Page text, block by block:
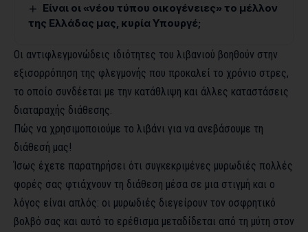
Είναι οι «νέου τύπου οικογένειες» το μέλλον
της Ελλάδας μας, κυρία Υπουργέ;
Οι αντιφλεγμονώδεις ιδιότητες του λιβανιού βοηθούν στην
εξισορρόπηση της φλεγμονής που προκαλεί το χρόνιο στρες,
το οποίο συνδέεται με την κατάθλιψη και άλλες καταστάσεις
διαταραχής διάθεσης.
Πώς να χρησιμοποιούμε το λιβάνι για να ανεβάσουμε τη
διάθεσή μας!
Ίσως έχετε παρατηρήσει ότι συγκεκριμένες μυρωδιές πολλές
φορές σας φτιάχνουν τη διάθεση μέσα σε μια στιγμή και ο
λόγος είναι απλός: οι μυρωδιές διεγείρουν τον οσφρητικό
βολβό σας και αυτό το ερέθισμα μεταδίδεται από τη μύτη στον